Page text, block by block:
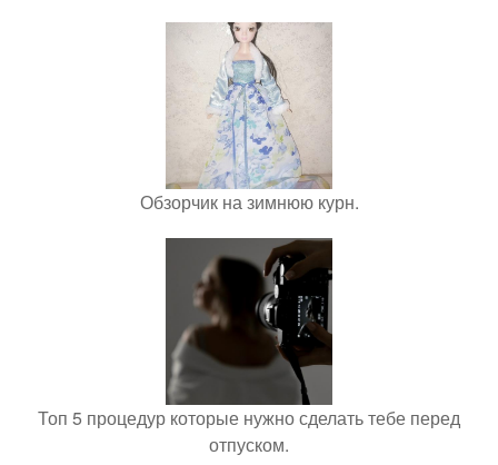
Обзорчик на зимнюю курн.
Топ 5 процедур которые нужно сделать тебе перед
отпуском.